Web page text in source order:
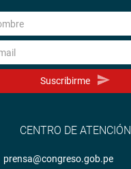
Suscribirme
CENTRO DE ATENCIÓN
prensa@congreso.gob.pe